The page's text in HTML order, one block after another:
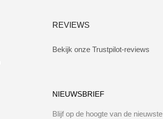
REVIEWS
Bekijk onze Trustpilot-reviews
NIEUWSBRIEF
Blijf op de hoogte van de nieuwste